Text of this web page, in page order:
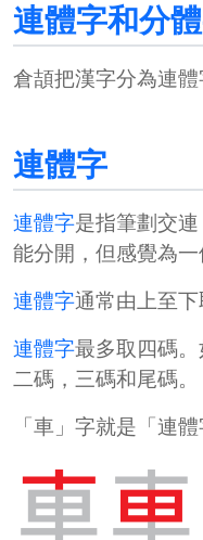
連體字和分
倉頡把漢字分為連體
連體字
連體字是指筆劃交
能分開，但感覺為一
連體字通常由上至下
連體字最多取四碼。
二碼，三碼和尾碼。
「 車 」字就是「連體